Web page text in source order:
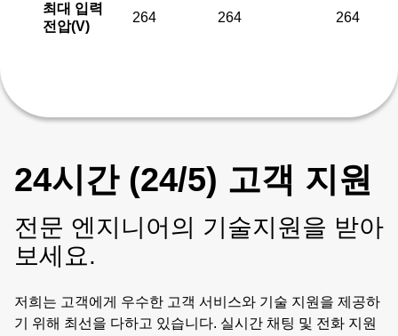
최대 입력
전압(V)
264 264 264
24시간 (24/5) 고객 지원
전문 엔지니어의 기술지원을 받아
보세요.
저희는 고객에게 우수한 고객 서비스와 기술 지원을 제공하
기 위해 최선을 다하고 있습니다. 실시간 채팅 및 전화 지원